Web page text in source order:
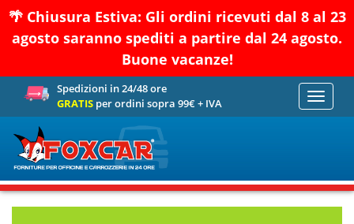
🌴 Chiusura Estiva: Gli ordini ricevuti dal 8 al 23
agosto saranno spediti a partire dal 24 agosto.
Buone vacanze!
Spedizioni in 24/48 ore
GRATIS per ordini sopra 99€ + IVA
Toggle